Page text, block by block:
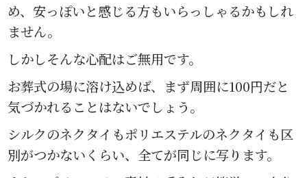
め、安っぽいと感じる方もいらっしゃるかもしれ
ません。
しかしそんな心配はご無用です。
お葬式の場に溶け込めば、まず周囲に100円だと
気づかれることはないでしょう。
シルクのネクタイもポリエステルのネクタイも区
別がつかないくらい、全てが同じに写ります。